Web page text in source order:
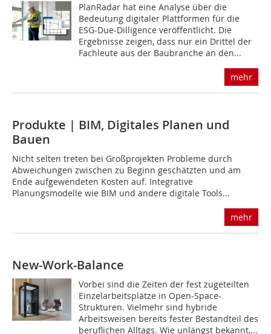
PlanRadar hat eine Analyse über die
Bedeutung digitaler Plattformen für die
ESG-Due-Dilligence veröffentlicht. Die
Ergebnisse zeigen, dass nur ein Drittel der
Fachleute aus der Baubranche an den...
mehr
Produkte | BIM, Digitales Planen und
Bauen
Nicht selten treten bei Großprojekten Probleme durch
Abweichungen zwischen zu Beginn geschätzten und am
Ende aufgewendeten Kosten auf. Integrative
Planungsmodelle wie BIM und andere digitale Tools...
mehr
New-Work-Balance
Vorbei sind die Zeiten der fest zugeteilten
Einzelarbeitsplätze in Open-Space-
Strukturen. Vielmehr sind hybride
Arbeitsweisen bereits fester Bestandteil des
beruflichen Alltags. Wie unlängst bekannt,...